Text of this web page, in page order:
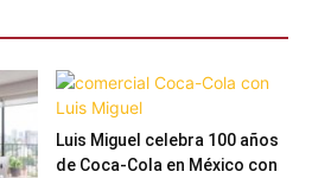
Luis Miguel celebra 100 años
de Coca-Cola en México con